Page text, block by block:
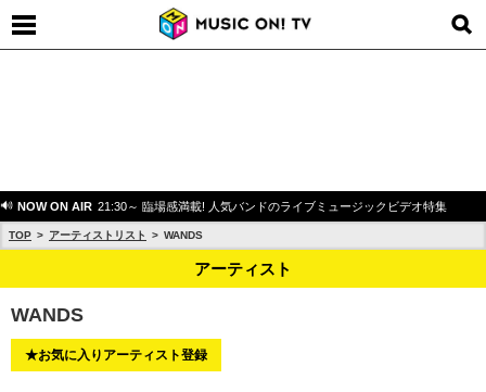
NOW ON AIR 21:30～ 臨場感満載! 人気バンドのライブミュージックビデオ特集
TOP アーティストリスト WANDS
アーティスト
WANDS
★お気に入りアーティスト登録